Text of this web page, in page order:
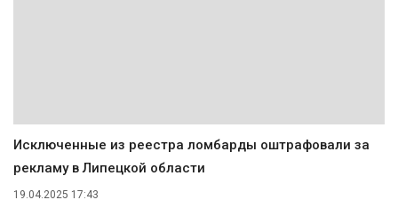
Исключенные из реестра ломбарды оштрафовали за
рекламу в Липецкой области
19.04.2025 17:43